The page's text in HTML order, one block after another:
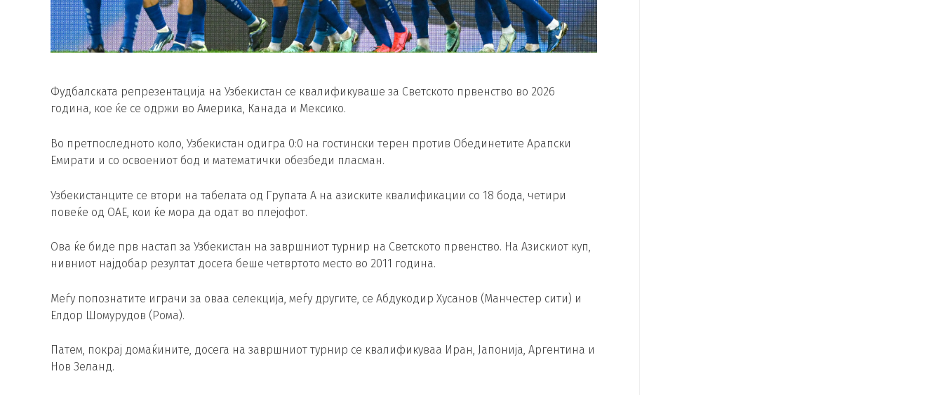
Фудбалската репрезентација на Узбекистан се квалификуваше за Светското првенство во 2026
година, кое ќе се одржи во Америка, Канада и Мексико.
Во претпоследното коло, Узбекистан одигра 0:0 на гостински терен против Обединетите Арапски
Емирати и со освоениот бод и математички обезбеди пласман.
Узбекистанците се втори на табелата од Групата А на азиските квалификации со 18 бода, четири
повеќе од ОАЕ, кои ќе мора да одат во плејофот.
Ова ќе биде прв настап за Узбекистан на завршниот турнир на Светското првенство. На Азискиот куп,
нивниот најдобар резултат досега беше четвртото место во 2011 година.
Меѓу попознатите играчи за оваа селекција, меѓу другите, се Абдукодир Хусанов (Манчестер сити) и
Елдор Шомурудов (Рома).
Патем, покрај домаќините, досега на завршниот турнир се квалификуваа Иран, Јапонија, Аргентина и
Нов Зеланд.